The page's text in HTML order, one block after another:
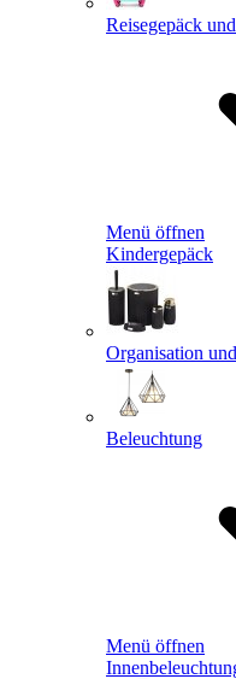
Reisegepäck
Menü öffnen
Kindergepäck
Organisation
Beleuchtung
Menü öffnen